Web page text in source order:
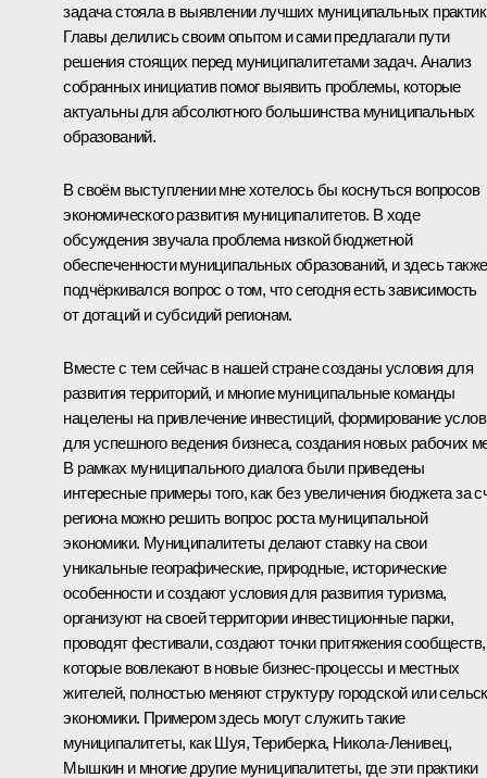
задача стояла в выявлении лучших муниципальных
Главы делились своим опытом и сами предлагали пути
решения стоящих перед муниципалитетами задач. Анализ
собранных инициатив помог выявить проблемы, которые
актуальны для абсолютного большинства муниципальных
образований.
В своём выступлении мне хотелось бы коснуться вопросов
экономического развития муниципалитетов. В ходе
обсуждения звучала проблема низкой бюджетной
обеспеченности муниципальных образований, и здесь также
подчёркивался вопрос о том, что сегодня есть зависимость
от дотаций и субсидий регионам.
Вместе с тем сейчас в нашей стране созданы условия для
развития территорий, и многие муниципальные команды
нацелены на привлечение инвестиций, формирование
для успешного ведения бизнеса, создания новых рабочих
В рамках муниципального диалога были приведены
интересные примеры того, как без увеличения бюджета за
региона можно решить вопрос роста муниципальной
экономики. Муниципалитеты делают ставку на свои
уникальные географические, природные, исторические
особенности и создают условия для развития туризма,
организуют на своей территории инвестиционные парки,
проводят фестивали, создают точки притяжения сообществ,
которые вовлекают в новые бизнес-процессы и местных
жителей, полностью меняют структуру городской или
экономики. Примером здесь могут служить такие
муниципалитеты, как Шуя, Териберка, Никола-Ленивец,
Мышкин и многие другие муниципалитеты, где эти практики